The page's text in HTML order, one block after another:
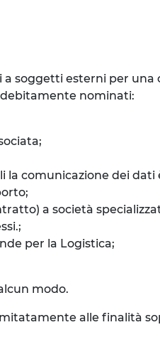
soggetti esterni per
nominati:
comunicazione dei
a società
per la Logistica;
modo.
alle finalità